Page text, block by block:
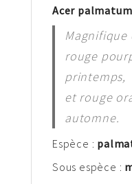
Acer
rouge
printemps,
et rouge
automne.
Espèce : palm
Sous espèce :